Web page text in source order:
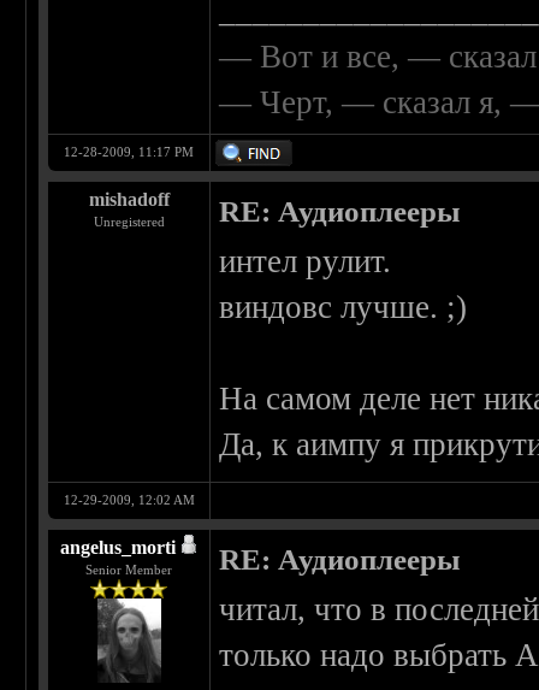
— Вот и все, —
— Черт, — сказал я, —
12-28-2009, 11:17 PM
mishadoff
Unregistered RE: Аудиоплееры
интел рулит.
виндовс лучше. ;)
На самом деле нет
Да, к аимпу я
12-29-2009, 12:02 AM
angelus_morti
Senior Member RE: Аудиоплееры
читал, что в
только надо выбрать